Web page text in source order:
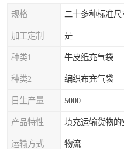
规格 二十多种标准尺
加工定制 是
种类1 牛皮纸充气袋
种类2 编织布充气袋
日生产量 5000
产品特性 填充运输货物
运输方式 物流